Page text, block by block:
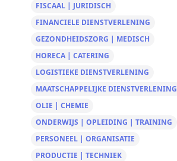
FISCAAL | JURIDISCH
FINANCIELE DIENSTVERLENING
GEZONDHEIDSZORG | MEDISCH
HORECA | CATERING
LOGISTIEKE DIENSTVERLENING
MAATSCHAPPELIJKE DIENSTVERLENING
OLIE | CHEMIE
ONDERWIJS | OPLEIDING | TRAINING
PERSONEEL | ORGANISATIE
PRODUCTIE | TECHNIEK